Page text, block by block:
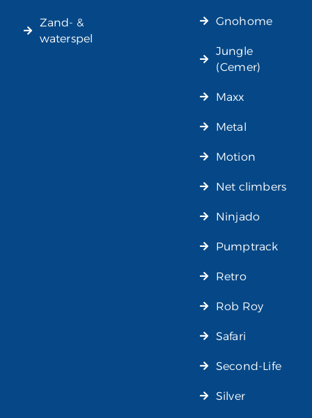
Zand- &
waterspel
Gnohome
Jungle
(Cemer)
Maxx
Metal
Motion
Net climbers
Ninjado
Pumptrack
Retro
Rob Roy
Safari
Second-Life
Silver